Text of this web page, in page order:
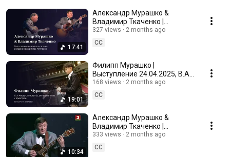
17:41
Александр Мурашко &
Владимир Ткаченко |
Выступление на концерте в
день рождения Владимира
Мулявина
327 views
2 months ago
CC
19:01
Филипп Мурашко |
Выступление 24.04.2025, В.А.
Моцарт, концерт 21 для
фортепиано с оркестром
#Mozart
168 views
2 months ago
CC
10:34
Александр Мурашко &
Владимир Ткаченко |
Выступление на праздничном
концерте во Дворце
Республики
333 views
2 months ago
CC